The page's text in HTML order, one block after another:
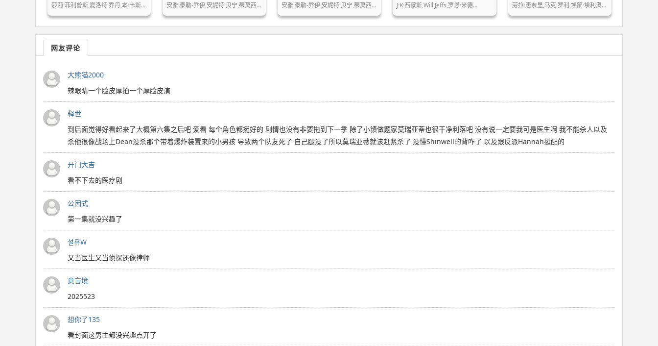
莎莉·菲利普斯,夏洛特·乔丹,本·卡斯… 安雅·泰勒-乔伊,安妮特·贝宁,蒂莫西… 安雅·泰勒-乔伊,安妮特·贝宁,蒂莫西… J·K·西蒙斯,Will,Jeffs,罗恩·米德… 劳拉·唐奈里,马克·罗利,埃蒙·埃利奥…
网友评论
大熊猫2000
辣眼睛一个脸皮厚拍一个厚脸皮演
释世
到后面觉得好看起来了大概第六集之后吧 爱看 每个角色都挺好的 剧情也没有非要拖到下一季 除了小镇做题家莫瑞亚蒂也很干净利落吧 没有说一定要我可是医生啊 我不能杀人以及
杀他很像战场上Dean没杀那个带着爆炸装置来的小男孩 导致两个队友死了 自己腿没了所以莫瑞亚蒂就该赶紧杀了 没懂Shinwell的背咋了 以及跟反派Hannah挺配的
开门大吉
看不下去的医疗剧
公因式
第一集就没兴趣了
설유W
又当医生又当侦探还像律师
意言境
2025523
想你了135
看封面这男主都没兴趣点开了